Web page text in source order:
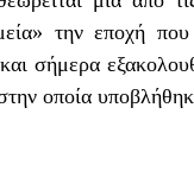
την εποχή
σήμερα
οποία